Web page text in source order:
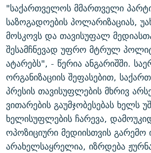
"საქართველოს მმართველი
საზოგადოების პოლარიზაციას,
მოსკოვს და თავისუფალ
შესამჩნევად უფრო მტრულ
ატარებს", - წერია ანგარიშში.
ორგანიზაციის შეფასებით,
პრესის თავისუფლების მხრივ
ვითარების გაუმჯობესებას ხელს
ხელისუფლების ჩარევა,
ოპოზიციური მედიისთვის გარემო
არახელსაყრელია, იზრდება